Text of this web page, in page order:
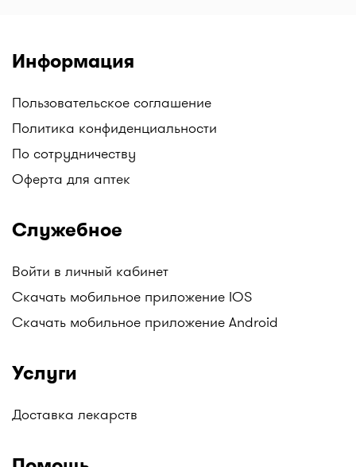
Информация
Пользовательское соглашение
Политика конфиденциальности
По сотрудничеству
Оферта для аптек
Служебное
Войти в личный кабинет
Скачать мобильное приложение IOS
Скачать мобильное приложение Android
Услуги
Доставка лекарств